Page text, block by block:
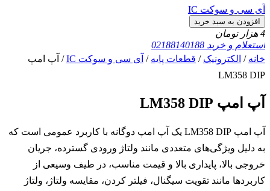
آی سی و سوکت IC
افزودن به سبد خرید
4 هزار تومان
استعلام و خرید 02188140188
خانه / الکترونیک / قطعات پایه / آی سی و سوکت IC
/ آپ امپ
LM358 DIP
آپ امپ LM358 DIP
آپ امپ LM358 DIP یک آپ امپ دوگانه با کاربرد عمومی است که
به دلیل ویژگی‌های متعددی مانند ولتاژ ورودی گسترده، جریان
خروجی بالا، پایداری بالا و قیمت مناسب، در طیف وسیعی از
کاربردها مانند تقویت سیگنال، فیلتر کردن، مقایسه ولتاژ، ولتاژ